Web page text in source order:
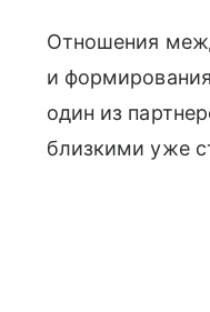
Отношения
и
один из
близкими уже